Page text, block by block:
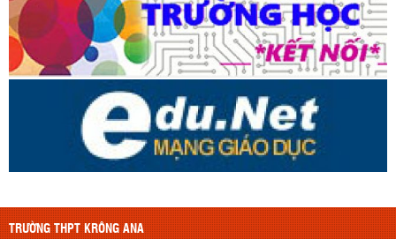
TRƯỜNG THPT KRÔNG ANA